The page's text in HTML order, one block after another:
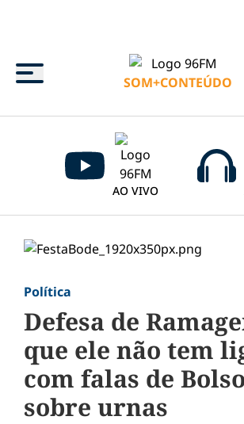
Menu
SOM+CONTEÚDO
AO VIVO
Política
Defesa de
que ele não tem
com falas de
sobre urnas